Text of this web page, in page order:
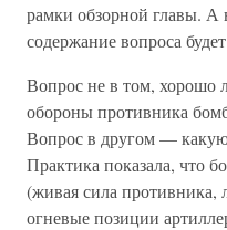
рамки обзорной главы. А
содержание вопроса
Вопрос не в том, хорошо
обороны противника
Вопрос в другом —
Практика показала, что
(живая сила противника,
огневые позиции